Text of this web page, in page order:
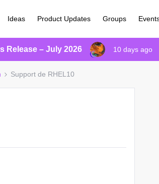
Ideas Product Updates Groups
Release – July 2026 10 days ago
Support de RHEL10